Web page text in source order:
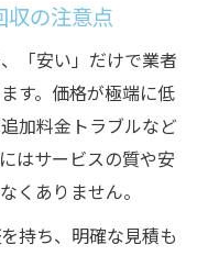
の注意点
「安い」だけで業者
す。価格が極端に低
加料金トラブルなど
はサービスの質や安
くありません。
持ち、明確な見積も